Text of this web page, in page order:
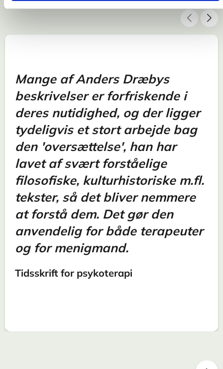
Mange af Anders Dræbys
beskrivelser er forfriskende i
deres nutidighed, og der ligger
tydeligvis et stort arbejde bag
den 'oversættelse', han har
lavet af svært forståelige
filosofiske, kulturhistoriske m.fl.
tekster, så det bliver nemmere
at forstå dem. Det gør den
anvendelig for både terapeuter
og for menigmand.
Tidsskrift for psykoterapi